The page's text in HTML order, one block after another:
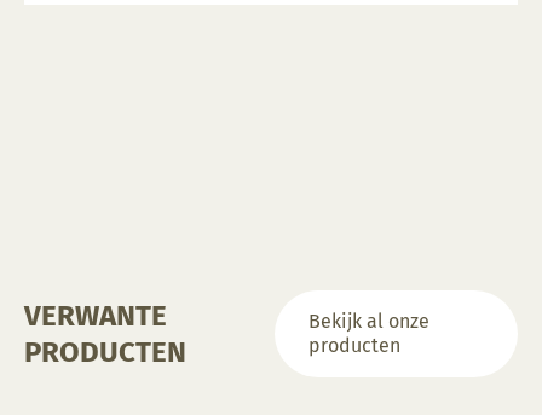
VERWANTE
PRODUCTEN
Bekijk al onze
producten